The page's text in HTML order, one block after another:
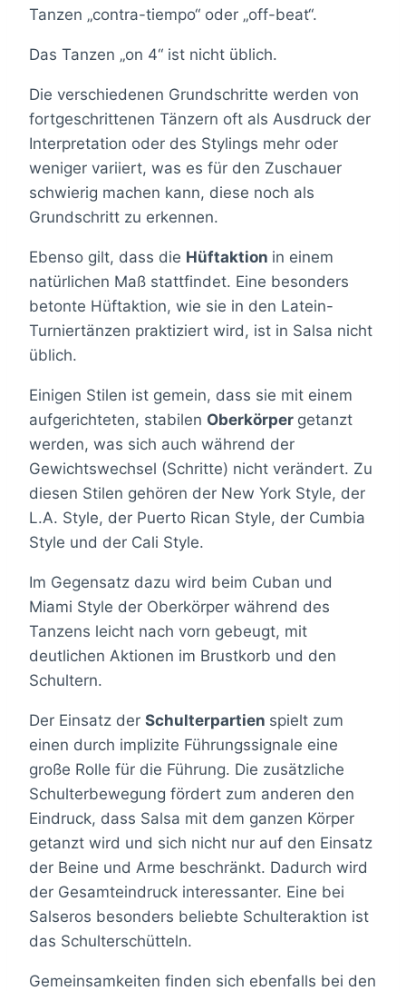
Tanzen „contra-tiempo“ oder „off-beat“.
Das Tanzen „on 4“ ist nicht üblich.
Die verschiedenen Grundschritte werden von
fortgeschrittenen Tänzern oft als Ausdruck der
Interpretation oder des Stylings mehr oder
weniger variiert, was es für den Zuschauer
schwierig machen kann, diese noch als
Grundschritt zu erkennen.
Ebenso gilt, dass die Hüftaktion in einem
natürlichen Maß stattfindet. Eine besonders
betonte Hüftaktion, wie sie in den Latein-
Turniertänzen praktiziert wird, ist in Salsa nicht
üblich.
Einigen Stilen ist gemein, dass sie mit einem
aufgerichteten, stabilen Oberkörper getanzt
werden, was sich auch während der
Gewichtswechsel (Schritte) nicht verändert. Zu
diesen Stilen gehören der New York Style, der
L.A. Style, der Puerto Rican Style, der Cumbia
Style und der Cali Style.
Im Gegensatz dazu wird beim Cuban und
Miami Style der Oberkörper während des
Tanzens leicht nach vorn gebeugt, mit
deutlichen Aktionen im Brustkorb und den
Schultern.
Der Einsatz der Schulterpartien spielt zum
einen durch implizite Führungssignale eine
große Rolle für die Führung. Die zusätzliche
Schulterbewegung fördert zum anderen den
Eindruck, dass Salsa mit dem ganzen Körper
getanzt wird und sich nicht nur auf den Einsatz
der Beine und Arme beschränkt. Dadurch wird
der Gesamteindruck interessanter. Eine bei
Salseros besonders beliebte Schulteraktion ist
das Schulterschütteln.
Gemeinsamkeiten finden sich ebenfalls bei den